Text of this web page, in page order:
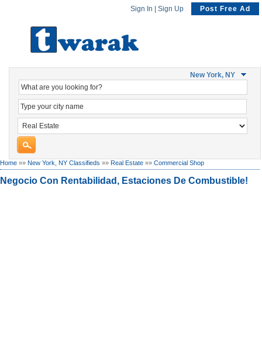
Sign In Sign Up Post Free Ad
New York, NY
Home »» New York, NY Classifieds »» Real Estate »» Commercial Shop
Negocio Con Rentabilidad, Estaciones De Combustible!